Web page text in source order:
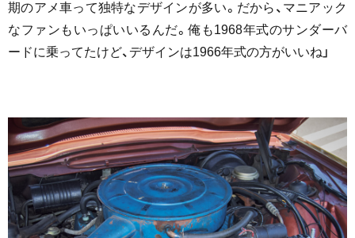
期のアメ車って独特なデザインが多い。だから、マニアック
なファンもいっぱいいるんだ。俺も1968年式のサンダーバ
ードに乗ってたけど、デザインは1966年式の方がいいね」